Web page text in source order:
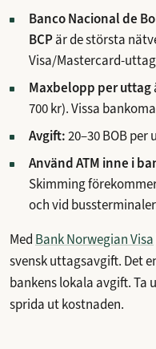
Banco Nacional de
BCPär de största
Visa/Mastercard-
Maxbelopp per uttag
700 kr). Vissa
Avgift:20–30 BOB per
Använd ATM inne i
Skimming
och vid
Med Bank Norwegian Visa
svensk uttagsavgift. Det
bankens lokala avgift.
sprida ut kostnaden.